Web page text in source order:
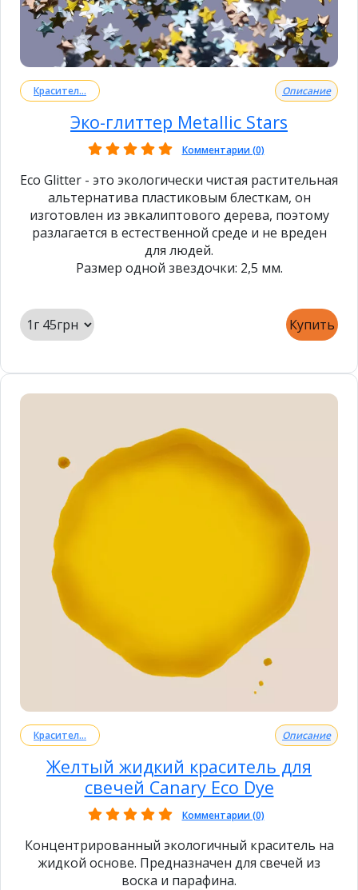
Красител... Описание
Эко-глиттер Metallic Stars
Комментарии (0)
Eco Glitter - это экологически чистая растительная
альтернатива пластиковым блесткам, он
изготовлен из эвкалиптового дерева, поэтому
разлагается в естественной среде и не вреден
для людей.
Размер одной звездочки: 2,5 мм.
Купить
Красител... Описание
Желтый жидкий краситель для
свечей Canary Eco Dye
Комментарии (0)
Концентрированный экологичный краситель на
жидкой основе. Предназначен для свечей из
воска и парафина.